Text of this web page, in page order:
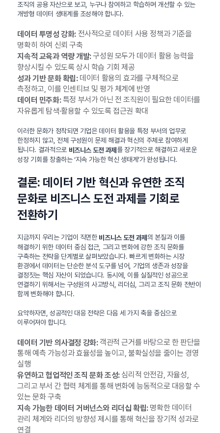
조직의 공용 자산으로 보고, 누구나 참여하고 학습하며 개선할 수 있는
개방형 데이터 생태계를 조성해야 합니다.
데이터 투명성 강화:전사적으로 데이터 사용 정책과 기준을
명확히 하여 신뢰 구축
지속적 교육과 역량 개발:구성원 모두가 데이터 활용 능력을
향상시킬 수 있도록 상시 학습 기회 제공
성과 기반 문화 확립:데이터 활용의 효과를 구체적으로
측정하고, 이를 인센티브 및 평가 체계에 반영
데이터 민주화:특정 부서가 아닌 전 조직원이 필요한 데이터를
자유롭게 탐색·활용할 수 있도록 접근권 확대
이러한 문화가 정착되면 기업은 데이터 활용을 특정 부서의 업무로
한정하지 않고, 전체 구성원이 문제 해결과 혁신의 주체로 참여하게
됩니다. 결과적으로 비즈니스 도전 과제 를 장기적으로 해결하고 새로운
성장 기회를 창출하는 ‘지속 가능한 혁신 생태계’가 완성됩니다.
결론: 데이터 기반 혁신과 유연한 조직
문화로 비즈니스 도전 과제를 기회로
전환하기
지금까지 우리는 기업이 직면한 비즈니스 도전 과제 의 본질과 이를
해결하기 위한 데이터 중심 접근, 그리고 변화에 강한 조직 문화를
구축하는 전략을 단계별로 살펴보았습니다. 빠르게 변화하는 시장
환경에서 데이터는 단순한 분석 도구를 넘어, 기업의 생존과 성장을
결정짓는 핵심 자산이 되었습니다. 동시에, 이를 실질적인 성공으로
연결하기 위해서는 구성원의 사고방식, 리더십, 그리고 조직 문화 전반이
함께 변화해야 합니다.
요약하자면, 성공적인 대응 전략은 다음 세 가지 축을 중심으로
이루어져야 합니다.
데이터 기반 의사결정 강화:객관적 근거를 바탕으로 한 판단을
통해 예측 가능성과 효율성을 높이고, 불확실성을 줄이는 경영
실행
유연하고 협업적인 조직 문화 조성:심리적 안전감, 자율성,
그리고 부서 간 협력 체계를 통해 변화에 능동적으로 대응할 수
있는 문화 구축
지속 가능한 데이터 거버넌스와 리더십 확립:명확한 데이터
관리 체계와 리더의 방향성 제시를 통해 혁신을 장기적 성과로
연결